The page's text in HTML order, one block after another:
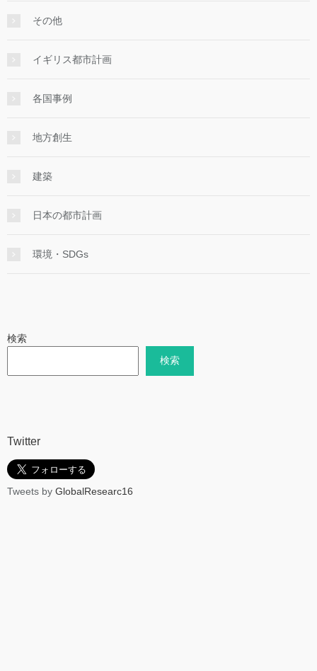
その他
イギリス都市計画
各国事例
地方創生
建築
日本の都市計画
環境・SDGs
検索
検索
Twitter
Tweets by GlobalResearc16